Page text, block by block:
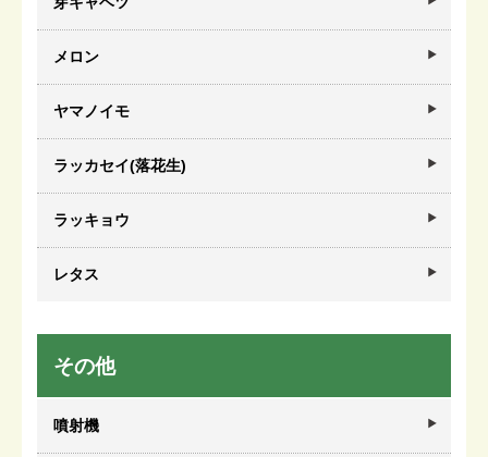
メロン
ヤマノイモ
ラッカセイ(落花生)
ラッキョウ
レタス
その他
噴射機